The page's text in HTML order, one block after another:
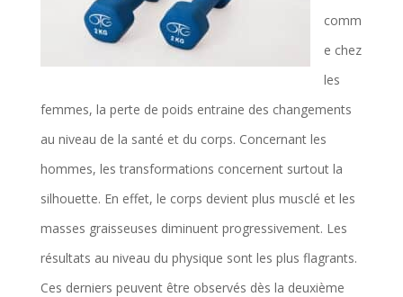
comm
e chez
les
femmes, la perte de poids entraine des changements
au niveau de la santé et du corps. Concernant les
hommes, les transformations concernent surtout la
silhouette. En effet, le corps devient plus musclé et les
masses graisseuses diminuent progressivement. Les
résultats au niveau du physique sont les plus flagrants.
Ces derniers peuvent être observés dès la deuxième